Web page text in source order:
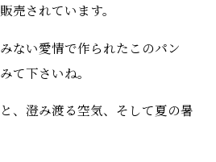
売されています。
ない愛情で作られたこのパン
て下さいね。
、澄み渡る空気、そして夏の暑